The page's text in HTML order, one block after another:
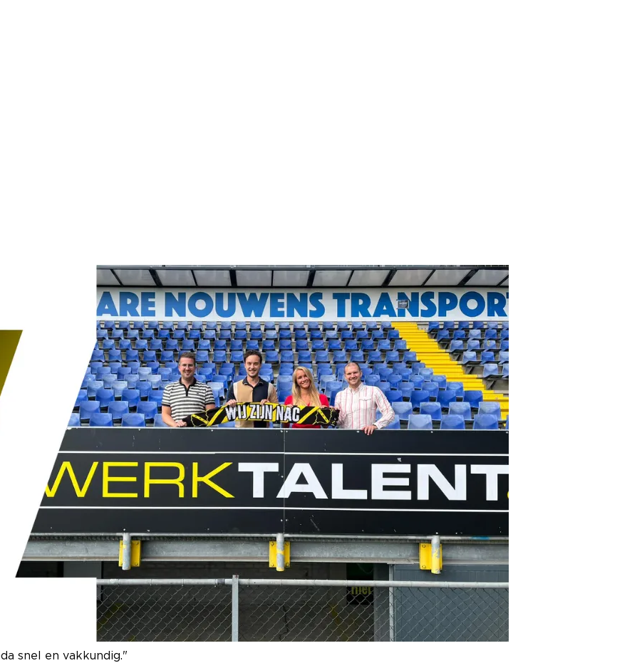
doel om een kandidaat te bemiddelen naar een vaste baan. Dit doen we
jouw verhaal en wat je wilt bereiken. Op die manier zorgen we voor een
als kandidaat en werkgever. Dit heeft afgelopen jaar geresulteerd in
die een vaste baan vonden via WerkTalent. Benieuwd hoe wij jou
Breda kennen de markt én we kennen jouw branche. Onze specialisten in
techniek en bouw weten wat er speelt. En spelen daarop in. Met
bijvoorbeeld door zij-instromers voor te stellen en ook meteen een
voor jou als kandidaat. Zo vervullen wij de vacatures bij ons
snel en vakkundig."